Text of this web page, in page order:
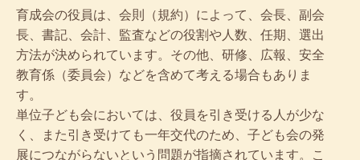
育成会の役員は、会則（規約）によって、会長、副会
長、書記、会計、監査などの役割や人数、任期、選出
方法が決められています。その他、研修、広報、安全
教育係（委員会）などを含めて考える場合もありま
す。
単位子ども会においては、役員を引き受ける人が少な
く、また引き受けても一年交代のため、子ども会の発
展につながらないという問題が指摘されています。こ